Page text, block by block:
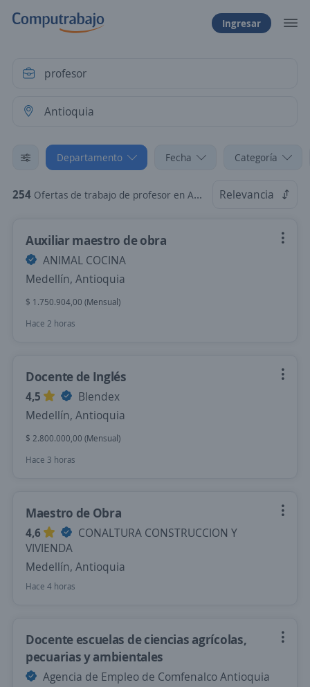
Ingresar
Departamento Fecha Categoría
254 Ofertas de trabajo de profesor en Antioquia Relevancia
Auxiliar maestro de obra
ANIMAL COCINA
Medellín, Antioquia
$ 1.750.904,00 (Mensual)
Hace 2 horas
Docente de Inglés
4,5
Blendex
Medellín, Antioquia
$ 2.800.000,00 (Mensual)
Hace 3 horas
Maestro de Obra
4,6
CONALTURA CONSTRUCCION Y
VIVIENDA
Medellín, Antioquia
Hace 4 horas
Docente escuelas de ciencias agrícolas,
pecuarias y ambientales
Agencia de Empleo de Comfenalco Antioquia